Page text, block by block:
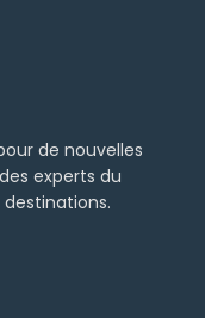
de nouvelles
experts du